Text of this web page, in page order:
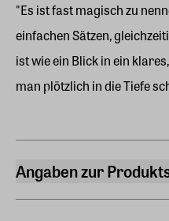
"Es ist fast magisch zu
einfachen Sätzen,
ist wie ein Blick in ein
man plötzlich in die Tiefe
Angaben zur